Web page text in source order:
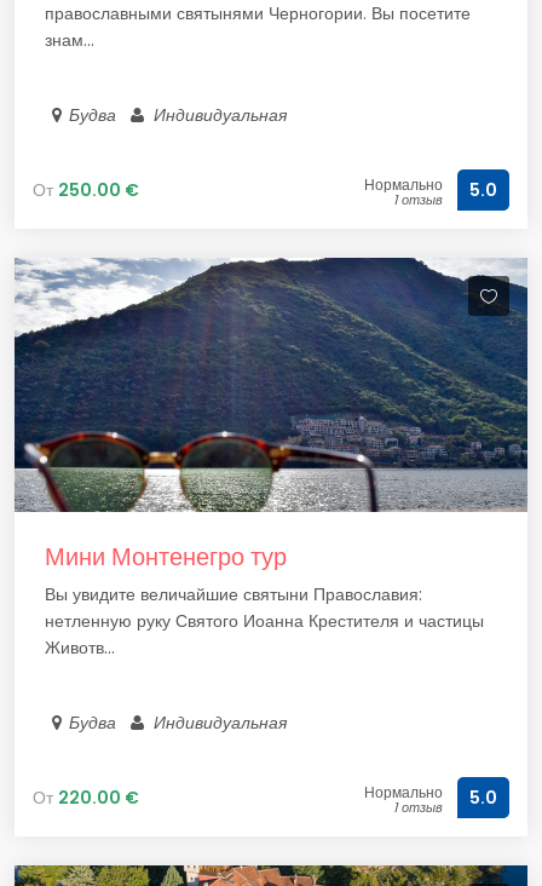
православными святынями Черногории. Вы посетите
знам...
Будва Индивидуальная
От 250.00 € Нормально
1 отзыв 5.0
Мини Монтенегро тур
Вы увидите величайшие святыни Православия:
нетленную руку Святого Иоанна Крестителя и частицы
Животв...
Будва Индивидуальная
От 220.00 € Нормально
1 отзыв 5.0